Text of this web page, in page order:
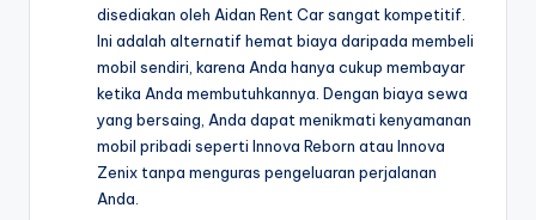
disediakan oleh Aidan Rent Car sangat kompetitif.
Ini adalah alternatif hemat biaya daripada membeli
mobil sendiri, karena Anda hanya cukup membayar
ketika Anda membutuhkannya. Dengan biaya sewa
yang bersaing, Anda dapat menikmati kenyamanan
mobil pribadi seperti Innova Reborn atau Innova
Zenix tanpa menguras pengeluaran perjalanan
Anda.